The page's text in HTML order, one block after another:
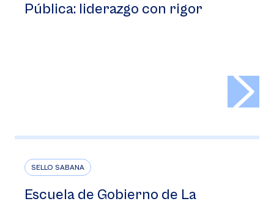
Pública: liderazgo con rigor
SELLO SABANA
Escuela de Gobierno de La